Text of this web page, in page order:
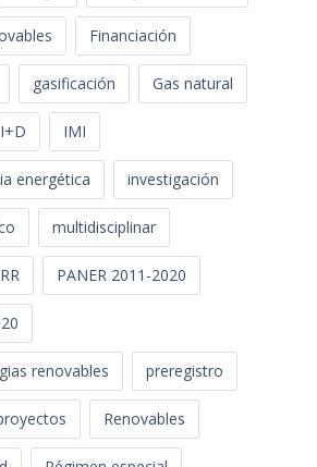
Financiación
gasificación Gas natural
I+D IMI
energética investigación
multidisciplinar
PANER 2011-2020
renovables preregistro
Renovables